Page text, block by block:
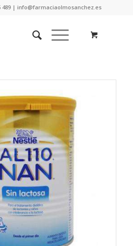
489 | info@farmaciaolmosanchez.es